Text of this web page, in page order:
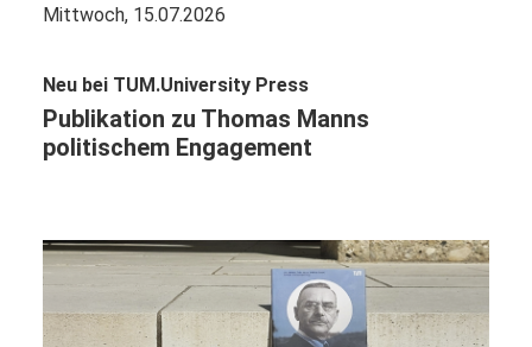
Mittwoch, 15.07.2026
Neu bei TUM.University Press
Publikation zu Thomas Manns
politischem Engagement